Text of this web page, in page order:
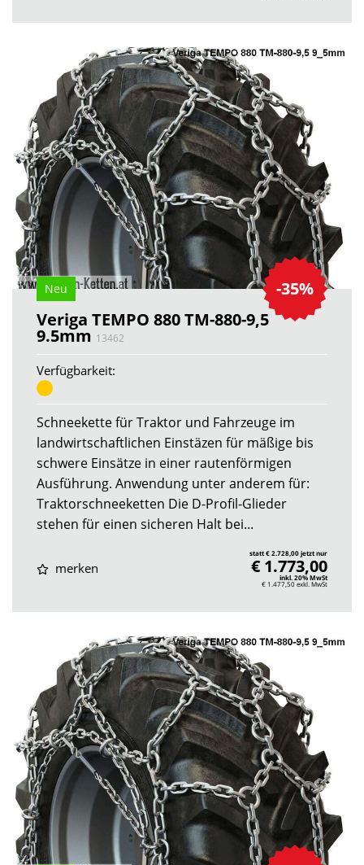
-35%
Neu
Veriga TEMPO 880 TM-880-9,5
9.5mm 13462
Verfügbarkeit:
Schneekette für Traktor und Fahrzeuge im
landwirtschaftlichen Einstäzen für mäßige bis
schwere Einsätze in einer rautenförmigen
Ausführung. Anwendung unter anderem für:
Traktorschneeketten Die D-Profil-Glieder
stehen für einen sicheren Halt bei...
merken
statt € 2.728,00 jetzt nur
€ 1.773,00
inkl. 20% MwSt
€ 1.477,50exkl. MwSt